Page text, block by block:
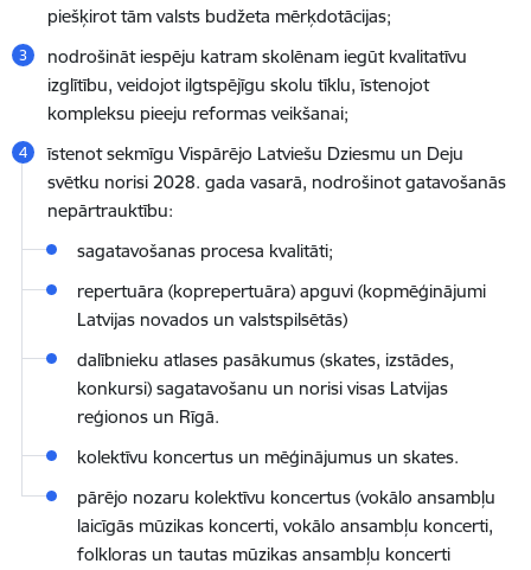
piešķirot tām valsts budžeta mērķdotācijas;
nodrošināt iespēju katram skolēnam iegūt kvalitatīvu
izglītību, veidojot ilgtspējīgu skolu tīklu, īstenojot
kompleksu pieeju reformas veikšanai;
īstenot sekmīgu Vispārējo Latviešu Dziesmu un Deju
svētku norisi 2028. gada vasarā, nodrošinot gatavošanās
nepārtrauktību:
sagatavošanas procesa kvalitāti;
repertuāra (koprepertuāra) apguvi (kopmēģinājumi
Latvijas novados un valstspilsētās)
dalībnieku atlases pasākumus (skates, izstādes,
konkursi) sagatavošanu un norisi visas Latvijas
reģionos un Rīgā.
kolektīvu koncertus un mēģinājumus un skates.
pārējo nozaru kolektīvu koncertus (vokālo ansambļu
laicīgās mūzikas koncerti, vokālo ansambļu koncerti,
folkloras un tautas mūzikas ansambļu koncerti